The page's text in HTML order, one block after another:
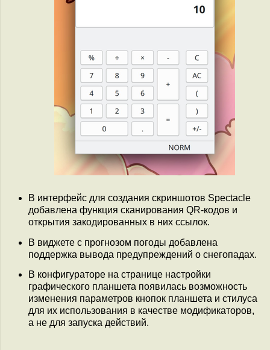
В интерфейс для создания скриншотов Spectacle
добавлена функция сканирования QR-кодов и
открытия закодированных в них ссылок.
В виджете с прогнозом погоды добавлена
поддержка вывода предупреждений о снегопадах.
В конфигураторе на странице настройки
графического планшета появилась возможность
изменения параметров кнопок планшета и стилуса
для их использования в качестве модификаторов,
а не для запуска действий.